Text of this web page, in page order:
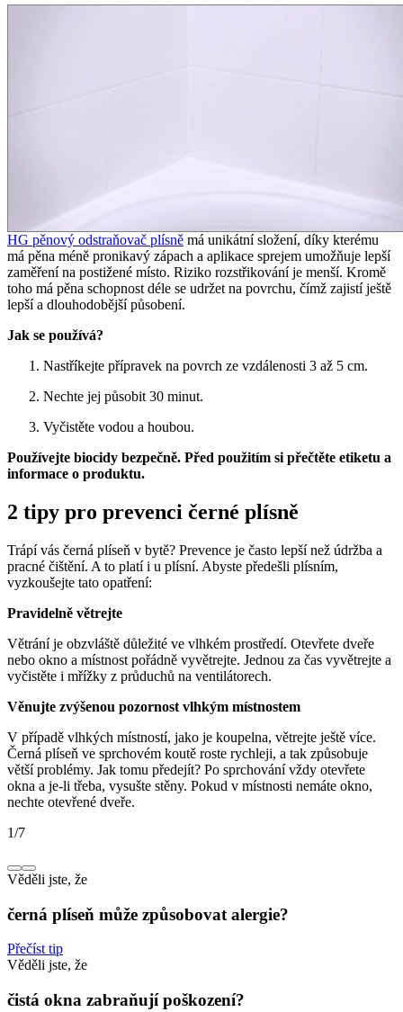
HG pěnový odstraňovač plísně má unikátní složení, díky kterému
má pěna méně pronikavý zápach a aplikace sprejem umožňuje lepší
zaměření na postižené místo. Riziko rozstřikování je menší. Kromě
toho má pěna schopnost déle se udržet na povrchu, čímž zajistí ještě
lepší a dlouhodobější působení.
Jak se používá?
Nastříkejte přípravek na povrch ze vzdálenosti 3 až 5 cm.
Nechte jej působit 30 minut.
Vyčistěte vodou a houbou.
Používejte biocidy bezpečně. Před použitím si přečtěte etiketu a
informace o produktu.
2 tipy pro prevenci černé plísně
Trápí vás černá plíseň v bytě? Prevence je často lepší než údržba a
pracné čištění. A to platí i u plísní. Abyste předešli plísním,
vyzkoušejte tato opatření:
Pravidelně větrejte
Větrání je obzvláště důležité ve vlhkém prostředí. Otevřete dveře
nebo okno a místnost pořádně vyvětrejte. Jednou za čas vyvětrejte a
vyčistěte i mřížky z průduchů na ventilátorech.
Věnujte zvýšenou pozornost vlhkým místnostem
V případě vlhkých místností, jako je koupelna, větrejte ještě více.
Černá plíseň ve sprchovém koutě roste rychleji, a tak způsobuje
větší problémy. Jak tomu předejít? Po sprchování vždy otevřete
okna a je-li třeba, vysušte stěny. Pokud v místnosti nemáte okno,
nechte otevřené dveře.
1/7
Věděli jste, že
černá plíseň může způsobovat alergie?
Přečíst tip
Věděli jste, že
čistá okna zabraňují poškození?